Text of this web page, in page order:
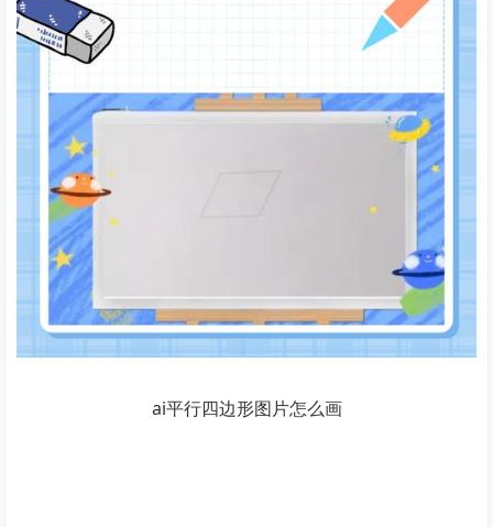
ai平行四边形图片怎么画